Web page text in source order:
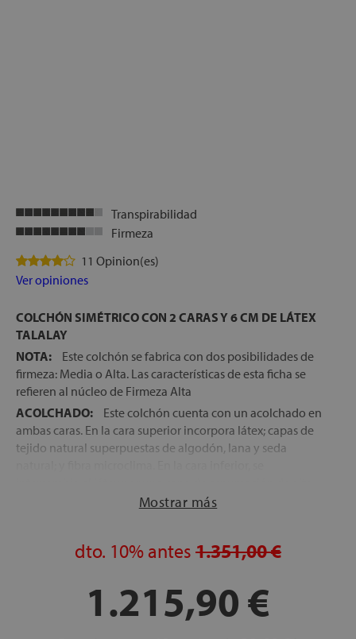
Transpirabilidad
Firmeza
11 Opinion(es)
Ver opiniones
COLCHÓN SIMÉTRICO CON 2 CARAS Y 6 CM DE LÁTEX
TALALAY
NOTA:
Este colchón se fabrica con dos posibilidades de
firmeza: Media o Alta. Las características de esta ficha se
refieren al núcleo de Firmeza Alta
ACOLCHADO:
Este colchón cuenta con un acolchado en
ambas caras. En la cara superior incorpora látex; capas de
tejido natural superpuestas de algodón, lana y seda
densidad Adaptech Foam y de nuevo incorpora capas de
de 6 cm Látex Talalay Medium (3 cm por cada
Dunlop Foam, espumación de alta densidad y un buen
nivel de transpiración, desarrollado en exclusiva por
Mostrar más
dto. 10% antes 1.351,00 €
1.215,90 €